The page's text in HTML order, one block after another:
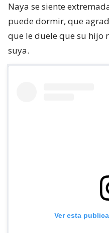
Naya se siente
puede dormir, que
que le duele que su hijo
suya.
Ver esta